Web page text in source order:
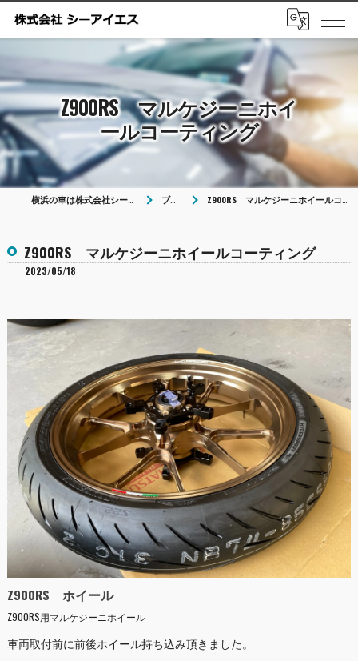
Z900RS マルケジーニホイ
ールコーティング
横浜の車は株式会社シーアイエス ブログ Z900RS マルケジーニホイールコーティング
Z900RS マルケジーニホイールコーティング
2023/05/18
Z900RS ホイール
Z900RS用マルケジーニホイール
車両取付前に前後ホイール持ち込み頂きました。